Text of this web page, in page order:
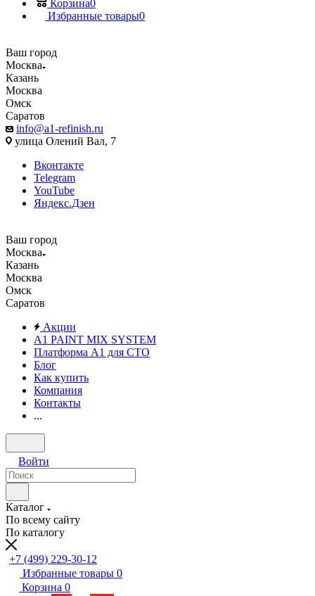
Корзина0
Избранные товары0
Ваш город
Москва
Казань
Москва
Омск
Саратов
info@a1-refinish.ru
улица Олений Вал, 7
Вконтакте
Telegram
YouTube
Яндекс.Дзен
Ваш город
Москва
Казань
Москва
Омск
Саратов
Акции
A1 PAINT MIX SYSTEM
Платформа А1 для СТО
Блог
Как купить
Компания
Контакты
...
Войти
Каталог
По всему сайту
По каталогу
+7 (499) 229-30-12
Избранные товары 0
Корзина 0